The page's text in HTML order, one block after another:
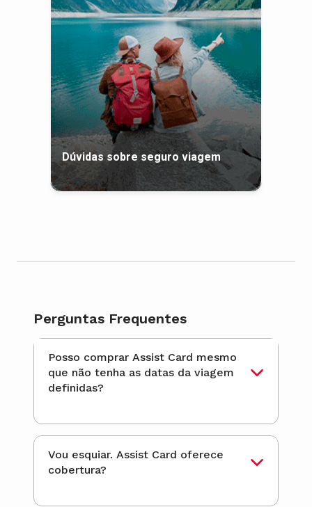
Dúvidas sobre seguro viagem
Perguntas Frequentes
Posso comprar Assist Card mesmo
que não tenha as datas da viagem
definidas?
Vou esquiar. Assist Card oferece
cobertura?